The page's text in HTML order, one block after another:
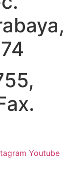
Youtube